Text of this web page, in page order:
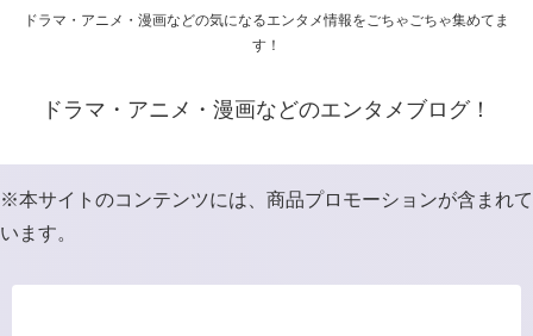
ドラマ・アニメ・漫画などの気になるエンタメ情報をごちゃごちゃ集めてま
す！
ドラマ・アニメ・漫画などのエンタメブログ！
※本サイトのコンテンツには、商品プロモーションが含まれて
います。